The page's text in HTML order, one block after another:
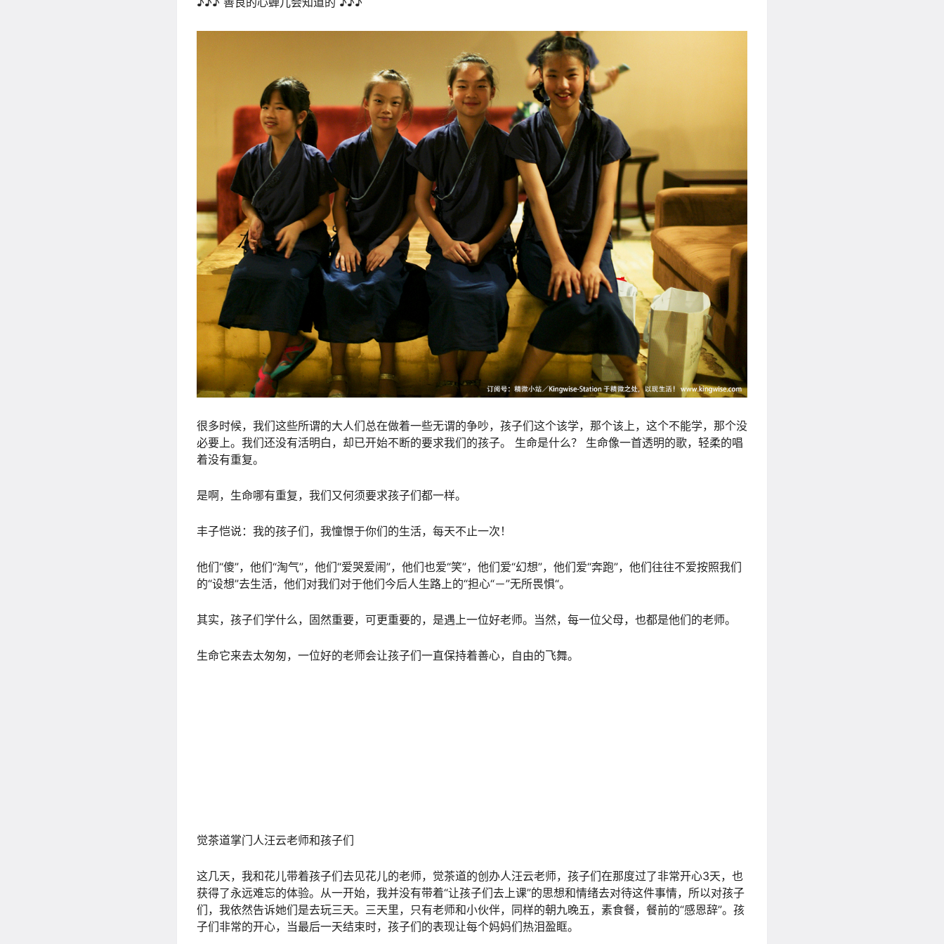
很多时候，我们这些所谓的大人们总在做着一些无谓的争吵，孩子们这个该学，那个该上，这个不能学，那个没
必要上。我们还没有活明白，却已开始不断的要求我们的孩子。 生命是什么？ 生命像一首透明的歌，轻柔的唱
着没有重复。
是啊，生命哪有重复，我们又何须要求孩子们都一样。
丰子恺说：我的孩子们，我憧憬于你们的生活，每天不止一次！
他们“傻”，他们“淘气”，他们“爱哭爱闹”，他们也爱“笑”，他们爱“幻想”，他们爱“奔跑”，他们往往不爱按照我们
的“设想”去生活，他们对我们对于他们今后人生路上的“担心“－”无所畏惧“。
其实，孩子们学什么，固然重要，可更重要的，是遇上一位好老师。当然，每一位父母，也都是他们的老师。
生命它来去太匆匆，一位好的老师会让孩子们一直保持着善心，自由的飞舞。
觉茶道掌门人汪云老师和孩子们
这几天，我和花儿带着孩子们去见花儿的老师，觉茶道的创办人汪云老师，孩子们在那度过了非常开心3天，也
获得了永远难忘的体验。从一开始，我并没有带着“让孩子们去上课”的思想和情绪去对待这件事情，所以对孩子
们，我依然告诉她们是去玩三天。三天里，只有老师和小伙伴，同样的朝九晚五，素食餐，餐前的“感恩辞”。孩
子们非常的开心，当最后一天结束时，孩子们的表现让每个妈妈们热泪盈眶。